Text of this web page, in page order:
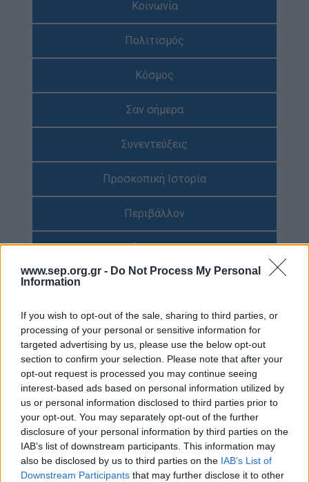
www.sep.org.gr - Do Not Process My Personal
Information
If you wish to opt-out of the sale, sharing to third parties, or
processing of your personal or sensitive information for
targeted advertising by us, please use the below opt-out
section to confirm your selection. Please note that after your
opt-out request is processed you may continue seeing
interest-based ads based on personal information utilized by
us or personal information disclosed to third parties prior to
your opt-out. You may separately opt-out of the further
disclosure of your personal information by third parties on the
IAB’s list of downstream participants. This information may
also be disclosed by us to third parties on the IAB’s List of
Downstream Participants that may further disclose it to other
Η Προσκοπική Μέθοδος
Προσκοπικό Πρόγραμμα
Στόχοι Βιώσιμης Ανάπτυξης
Earth Tribe
Ομάδα Διάσωσης Άγριας Ζωής
Νέα & Blog
Blog
Ευκαιρίες Καριέρας
Επικοινωνία
Media Center
Δελτία Τύπου
Φωτογραφικό Υλικό
Λογότυπα
Κοινωνία
Πολιτισμός
Κόσμος
Σαν σήμερα
Συνεντεύξεις
Προσκοπική Ιστορία
Περιβάλλον
Έρευνες
Scouts4SDGs
Προσκοπική παρουσία
στη Θήβα